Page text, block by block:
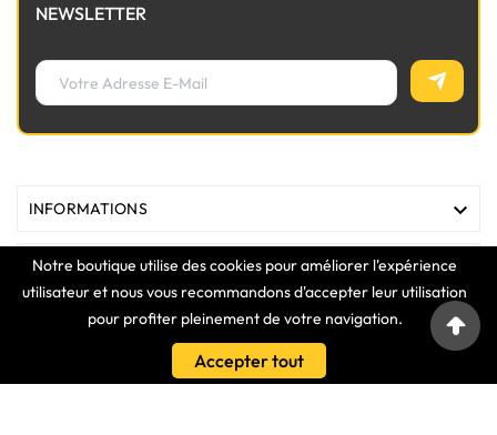
Notre boutique utilise des cookies pour améliorer l'expérience
utilisateur et nous vous recommandons d'accepter leur utilisation
pour profiter pleinement de votre navigation.
Accepter tout
NEWSLETTER
INFORMATIONS 
MAGASIN 

VOTRE COMPTE 